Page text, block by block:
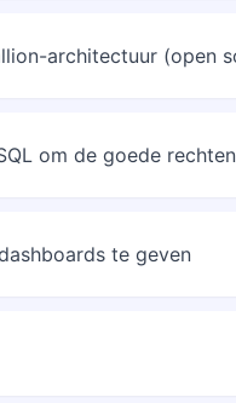
architectuur (open
om de goede
te geven